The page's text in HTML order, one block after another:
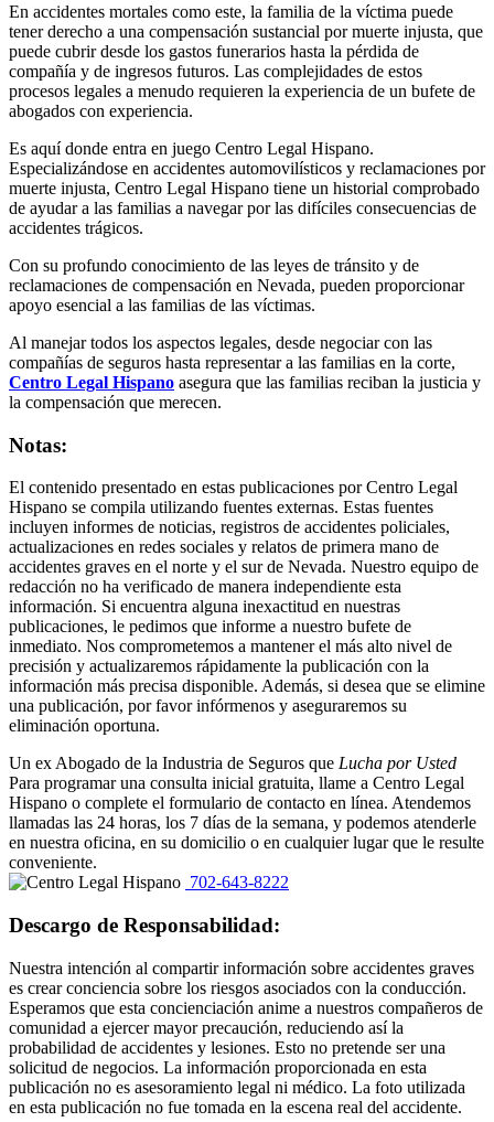
En accidentes mortales como este, la familia de la víctima puede
tener derecho a una compensación sustancial por muerte injusta, que
puede cubrir desde los gastos funerarios hasta la pérdida de
compañía y de ingresos futuros. Las complejidades de estos
procesos legales a menudo requieren la experiencia de un bufete de
abogados con experiencia.
Es aquí donde entra en juego Centro Legal Hispano.
Especializándose en accidentes automovilísticos y reclamaciones por
muerte injusta, Centro Legal Hispano tiene un historial comprobado
de ayudar a las familias a navegar por las difíciles consecuencias de
accidentes trágicos.
Con su profundo conocimiento de las leyes de tránsito y de
reclamaciones de compensación en Nevada, pueden proporcionar
apoyo esencial a las familias de las víctimas.
Al manejar todos los aspectos legales, desde negociar con las
compañías de seguros hasta representar a las familias en la corte,
Centro Legal Hispano asegura que las familias reciban la justicia y
la compensación que merecen.
Notas:
El contenido presentado en estas publicaciones por Centro Legal
Hispano se compila utilizando fuentes externas. Estas fuentes
incluyen informes de noticias, registros de accidentes policiales,
actualizaciones en redes sociales y relatos de primera mano de
accidentes graves en el norte y el sur de Nevada. Nuestro equipo de
redacción no ha verificado de manera independiente esta
información. Si encuentra alguna inexactitud en nuestras
publicaciones, le pedimos que informe a nuestro bufete de
inmediato. Nos comprometemos a mantener el más alto nivel de
precisión y actualizaremos rápidamente la publicación con la
información más precisa disponible. Además, si desea que se elimine
una publicación, por favor infórmenos y aseguraremos su
eliminación oportuna.
Un ex Abogado de la Industria de Seguros que Lucha por Usted
Para programar una consulta inicial gratuita, llame a Centro Legal
Hispano o complete el formulario de contacto en línea. Atendemos
llamadas las 24 horas, los 7 días de la semana, y podemos atenderle
en nuestra oficina, en su domicilio o en cualquier lugar que le resulte
conveniente.
702-643-8222
Descargo de Responsabilidad:
Nuestra intención al compartir información sobre accidentes graves
es crear conciencia sobre los riesgos asociados con la conducción.
Esperamos que esta concienciación anime a nuestros compañeros de
comunidad a ejercer mayor precaución, reduciendo así la
probabilidad de accidentes y lesiones. Esto no pretende ser una
solicitud de negocios. La información proporcionada en esta
publicación no es asesoramiento legal ni médico. La foto utilizada
en esta publicación no fue tomada en la escena real del accidente.